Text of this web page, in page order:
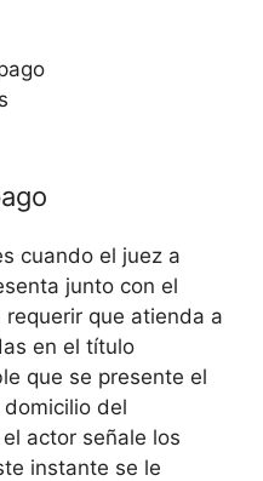
cuando el juez a
junto con el
que atienda a
en el título
que se presente el
del
actor señale los
instante se le